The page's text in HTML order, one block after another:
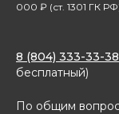
000 ₽ (ст. 1301 ГК
8 (804) 333-33-38
бесплатный)
По общим